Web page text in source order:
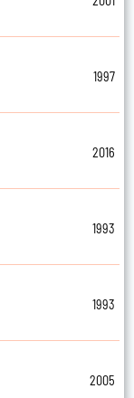
1997
2016
1993
1993
2005